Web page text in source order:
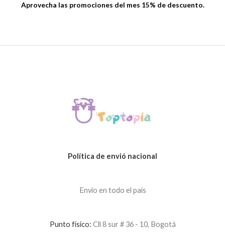
Aprovecha las promociones del mes 15% de descuento.
Política de envió nacional
Envio en todo el país
Punto físico: Cll 8 sur # 36 - 10, Bogotá